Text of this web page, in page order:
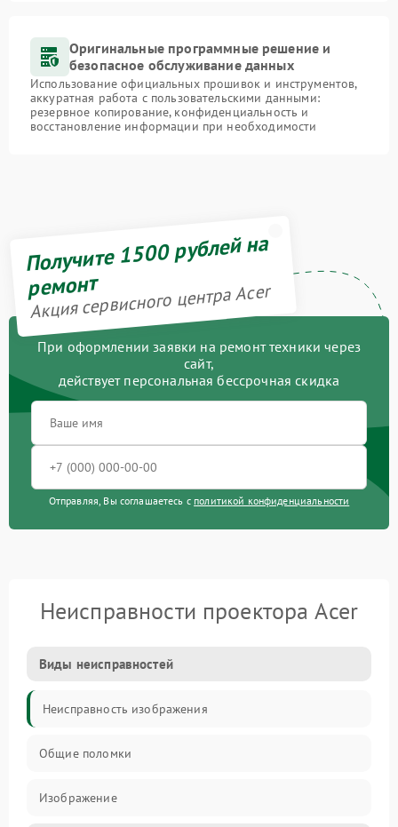
Оригинальные программные решение и
безопасное обслуживание данных
Использование официальных прошивок и инструментов,
аккуратная работа с пользовательскими данными:
резервное копирование, конфиденциальность и
восстановление информации при необходимости
Получите 1500 рублей на
ремонт
Акция сервисного центра Acer
При оформлении заявки на ремонт техники через
сайт,
действует персональная бессрочная скидка
Отправляя, Вы соглашаетесь с политикой конфиденциальности
Неисправности проектора Acer
Виды неисправностей
Неисправность изображения
Общие поломки
Изображение